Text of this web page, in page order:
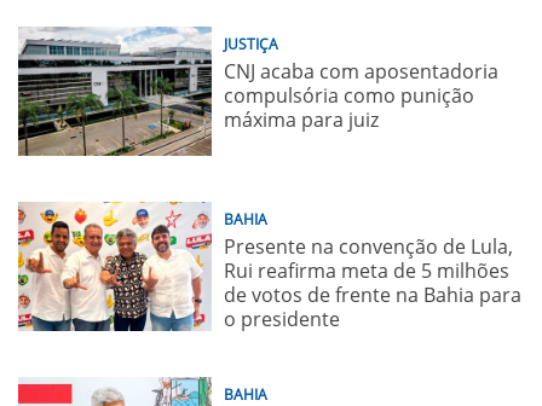
JUSTIÇA
CNJ acaba com aposentadoria
compulsória como punição
máxima para juiz
BAHIA
Presente na convenção de Lula,
Rui reafirma meta de 5 milhões
de votos de frente na Bahia para
o presidente
BAHIA